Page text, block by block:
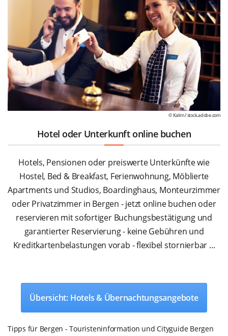
© Kalim /stock.adobe.com
Hotel oder Unterkunft online buchen
Hotels, Pensionen oder preiswerte Unterkünfte wie
Hostel, Bed & Breakfast, Ferienwohnung, Möblierte
Apartments und Studios, Boardinghaus, Monteurzimmer
oder Privatzimmer in Bergen - jetzt online buchen oder
reservieren mit sofortiger Buchungsbestätigung und
garantierter Reservierung - keine Gebühren und
Kreditkartenbelastungen vorab - flexibel stornierbar ...
Übersicht: Hotels & Übernachtungsangebote
Tipps für Bergen - Touristeninformation und Cityguide Bergen